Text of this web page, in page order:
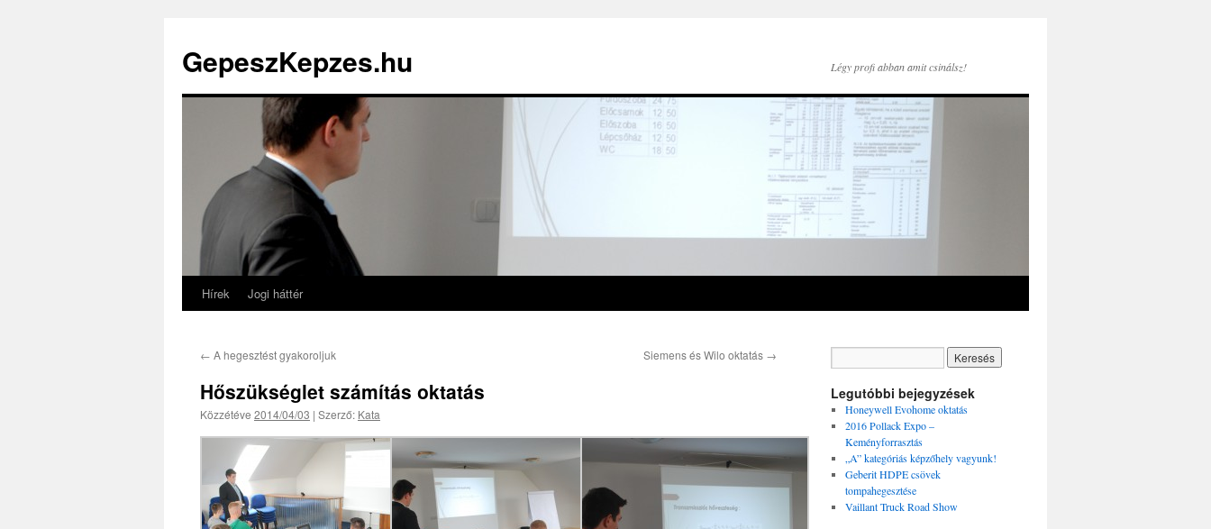
GepeszKepzes.hu Légy profi abban amit csinálsz!
Hírek Jogi háttér
← A hegesztést gyakoroljuk Siemens és Wilo oktatás →
Hőszükséglet számítás oktatás
Közzétéve 2014/04/03 | Szerző: Kata
Legutóbbi bejegyzések
Honeywell Evohome oktatás
2016 Pollack Expo –
Keményforrasztás
„A” kategóriás képzőhely vagyunk!
Geberit HDPE csövek
tompahegesztése
Vaillant Truck Road Show